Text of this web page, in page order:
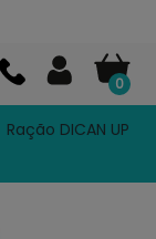
0
Ração DICAN UP